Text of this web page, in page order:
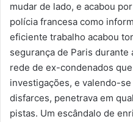
mudar de lado, e acabou
polícia francesa como
eficiente trabalho acabou
segurança de Paris durante
rede de ex-condenados
investigações, e valendo-
disfarces, penetrava em
pistas. Um escândalo de